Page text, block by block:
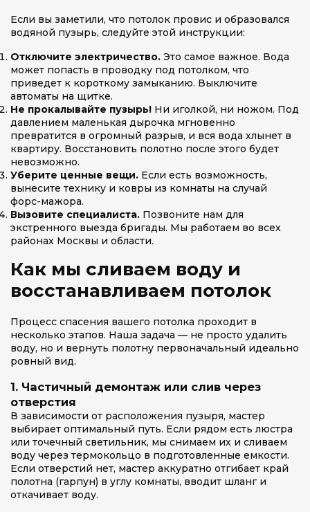
Если вы заметили, что потолок провис и образовался
водяной пузырь, следуйте этой инструкции:
Отключите электричество. Это самое важное. Вода
может попасть в проводку под потолком, что
приведет к короткому замыканию. Выключите
автоматы на щитке.
Не прокалывайте пузырь! Ни иголкой, ни ножом. Под
давлением маленькая дырочка мгновенно
превратится в огромный разрыв, и вся вода хлынет в
квартиру. Восстановить полотно после этого будет
невозможно.
Уберите ценные вещи. Если есть возможность,
вынесите технику и ковры из комнаты на случай
форс-мажора.
Вызовите специалиста. Позвоните нам для
экстренного выезда бригады. Мы работаем во всех
районах Москвы и области.
Как мы сливаем воду и
восстанавливаем потолок
Процесс спасения вашего потолка проходит в
несколько этапов. Наша задача — не просто удалить
воду, но и вернуть полотну первоначальный идеально
ровный вид.
1. Частичный демонтаж или слив через
отверстия
В зависимости от расположения пузыря, мастер
выбирает оптимальный путь. Если рядом есть люстра
или точечный светильник, мы снимаем их и сливаем
воду через термокольцо в подготовленные емкости.
Если отверстий нет, мастер аккуратно отгибает край
полотна (гарпун) в углу комнаты, вводит шланг и
откачивает воду.